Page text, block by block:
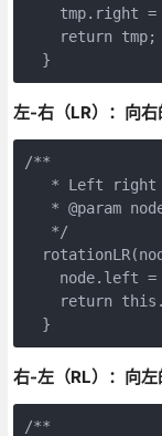
tmp.right =
    return tmp;
  }
左-右（LR）：向右
/**
* Left right
* @param
   */
node.left =
return
  }
右-左（RL）：向左
/**